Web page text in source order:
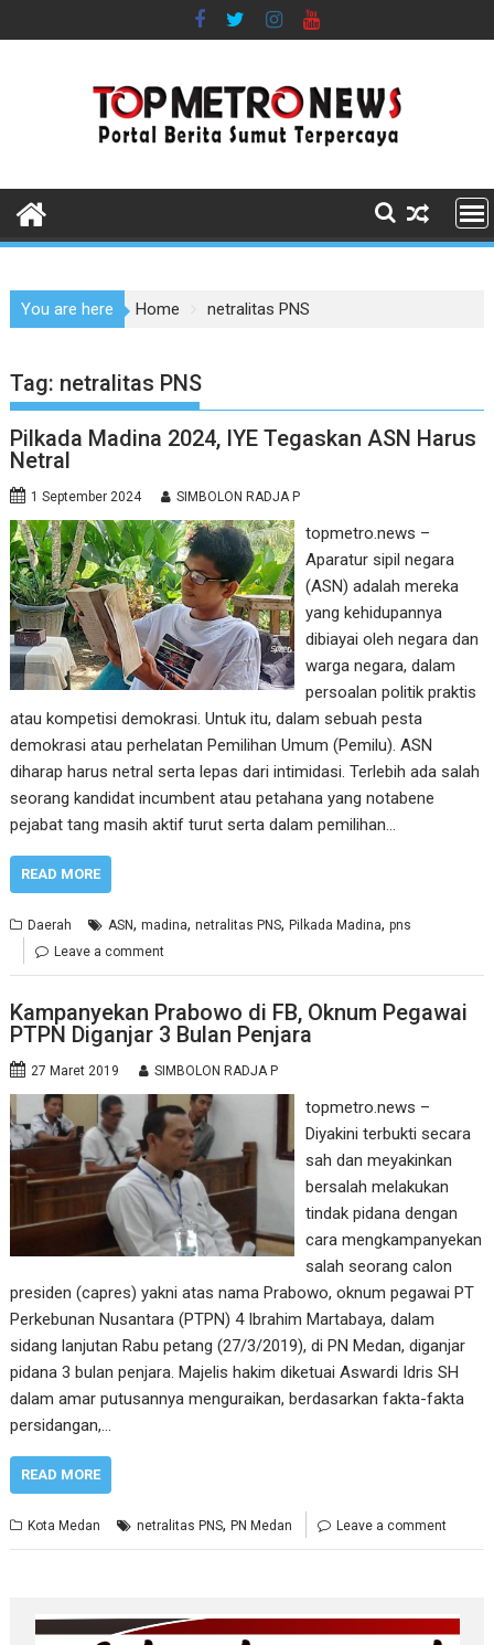
to
You are here Home netralitas PNS
Tag: netralitas PNS
Pilkada Madina 2024, IYE Tegaskan ASN Harus
Netral
1 September 2024 SIMBOLON RADJA P
topmetro.news –
Aparatur sipil negara
(ASN) adalah mereka
yang kehidupannya
dibiayai oleh negara dan
warga negara, dalam
persoalan politik praktis
atau kompetisi demokrasi. Untuk itu, dalam sebuah pesta
demokrasi atau perhelatan Pemilihan Umum (Pemilu). ASN
diharap harus netral serta lepas dari intimidasi. Terlebih ada salah
seorang kandidat incumbent atau petahana yang notabene
pejabat tang masih aktif turut serta dalam pemilihan…
READ MORE
Daerah ASN,madina,netralitas PNS,Pilkada Madina,pns
Leave a comment
Kampanyekan Prabowo di FB, Oknum Pegawai
PTPN Diganjar 3 Bulan Penjara
27 Maret 2019 SIMBOLON RADJA P
topmetro.news –
Diyakini terbukti secara
sah dan meyakinkan
bersalah melakukan
tindak pidana dengan
cara mengkampanyekan
salah seorang calon
presiden (capres) yakni atas nama Prabowo, oknum pegawai PT
Perkebunan Nusantara (PTPN) 4 Ibrahim Martabaya, dalam
sidang lanjutan Rabu petang (27/3/2019), di PN Medan, diganjar
pidana 3 bulan penjara. Majelis hakim diketuai Aswardi Idris SH
dalam amar putusannya menguraikan, berdasarkan fakta-fakta
persidangan,…
READ MORE
Kota Medan netralitas PNS,PN Medan Leave a comment